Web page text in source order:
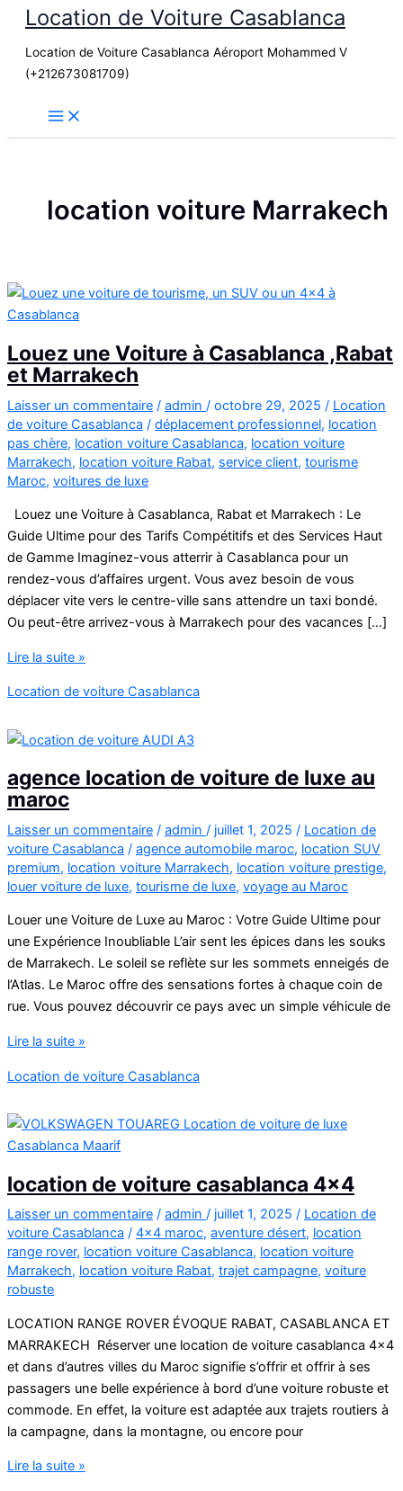
contenu
Location de Voiture Casablanca
Location de Voiture Casablanca Aéroport Mohammed V
(+212673081709)
location voiture Marrakech
Louez une Voiture à Casablanca ,Rabat
et Marrakech
Laisser un commentaire / admin / octobre 29, 2025 / Location
de voiture Casablanca / déplacement professionnel, location
pas chère, location voiture Casablanca, location voiture
Marrakech, location voiture Rabat, service client, tourisme
Maroc, voitures de luxe
Louez une Voiture à Casablanca, Rabat et Marrakech : Le
Guide Ultime pour des Tarifs Compétitifs et des Services Haut
de Gamme Imaginez-vous atterrir à Casablanca pour un
rendez-vous d’affaires urgent. Vous avez besoin de vous
déplacer vite vers le centre-ville sans attendre un taxi bondé.
Ou peut-être arrivez-vous à Marrakech pour des vacances […]
Louez
Voiture
Casablanca
et
Marrakech
Lire la suite »
Location de voiture Casablanca
agence location de voiture de luxe au
maroc
Laisser un commentaire / admin / juillet 1, 2025 / Location de
voiture Casablanca / agence automobile maroc, location SUV
premium, location voiture Marrakech, location voiture prestige,
louer voiture de luxe, tourisme de luxe, voyage au Maroc
Louer une Voiture de Luxe au Maroc : Votre Guide Ultime pour
une Expérience Inoubliable L’air sent les épices dans les souks
de Marrakech. Le soleil se reflète sur les sommets enneigés de
l’Atlas. Le Maroc offre des sensations fortes à chaque coin de
rue. Vous pouvez découvrir ce pays avec un simple véhicule de
agence
de
de
luxe
maroc
Lire la suite »
Location de voiture Casablanca
location de voiture casablanca 4×4
Laisser un commentaire / admin / juillet 1, 2025 / Location de
voiture Casablanca / 4x4 maroc, aventure désert, location
range rover, location voiture Casablanca, location voiture
Marrakech, location voiture Rabat, trajet campagne, voiture
robuste
LOCATION RANGE ROVER ÉVOQUE RABAT, CASABLANCA ET
MARRAKECH Réserver une location de voiture casablanca 4×4
et dans d’autres villes du Maroc signifie s’offrir et offrir à ses
passagers une belle expérience à bord d’une voiture robuste et
commode. En effet, la voiture est adaptée aux trajets routiers à
la campagne, dans la montagne, ou encore pour
location
Lire la suite »